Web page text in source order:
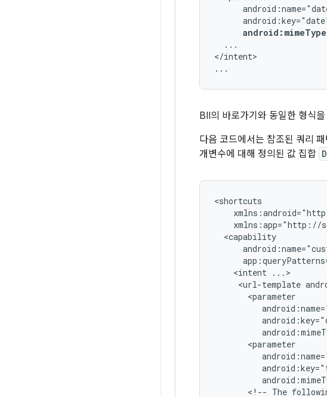
...
</intent>
BII의 바로가기와 동일한 형식을
다음 코드에서는 참조된 쿼리
개변수에 대해 정의된 값 집합
<intent
<url-template
<!-- The